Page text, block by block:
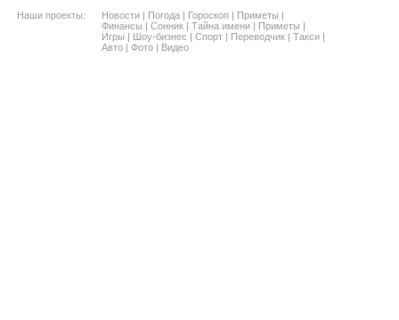
Наши проекты:
Новости | Погода | Гороскоп | Приметы |
Финансы | Сонник | Тайна имени | Приметы |
Игры | Шоу-бизнес | Спорт | Переводчик | Такси |
Авто | Фото | Видео